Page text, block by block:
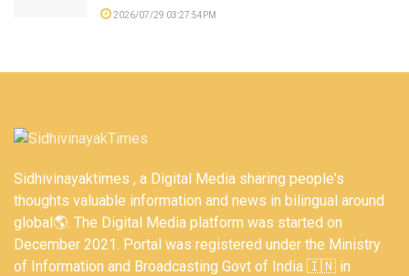
2026/07/29 03:27:54PM
Sidhivinayaktimes , a Digital Media sharing people's
thoughts valuable information and news in bilingual around
global🌎. The Digital Media platform was started on
December 2021. Portal was registered under the Ministry
of Information and Broadcasting Govt of India 🇮🇳 in